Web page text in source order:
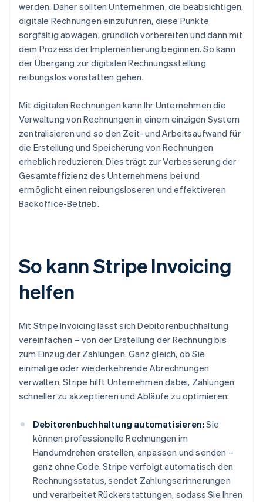
werden. Daher sollten Unternehmen, die beabsichtigen,
digitale Rechnungen einzuführen, diese Punkte
sorgfältig abwägen, gründlich vorbereiten und dann mit
dem Prozess der Implementierung beginnen. So kann
der Übergang zur digitalen Rechnungsstellung
reibungslos vonstatten gehen.
Mit digitalen Rechnungen kann Ihr Unternehmen die
Verwaltung von Rechnungen in einem einzigen System
zentralisieren und so den Zeit- und Arbeitsaufwand für
die Erstellung und Speicherung von Rechnungen
erheblich reduzieren. Dies trägt zur Verbesserung der
Gesamteffizienz des Unternehmens bei und
ermöglicht einen reibungsloseren und effektiveren
Backoffice-Betrieb.
So kann Stripe Invoicing
helfen
Mit Stripe Invoicing lässt sich Debitorenbuchhaltung
vereinfachen – von der Erstellung der Rechnung bis
zum Einzug der Zahlungen. Ganz gleich, ob Sie
einmalige oder wiederkehrende Abrechnungen
verwalten, Stripe hilft Unternehmen dabei, Zahlungen
schneller zu akzeptieren und Abläufe zu optimieren:
Debitorenbuchhaltung automatisieren: Sie
können professionelle Rechnungen im
Handumdrehen erstellen, anpassen und senden –
ganz ohne Code. Stripe verfolgt automatisch den
Rechnungsstatus, sendet Zahlungserinnerungen
und verarbeitet Rückerstattungen, sodass Sie Ihren